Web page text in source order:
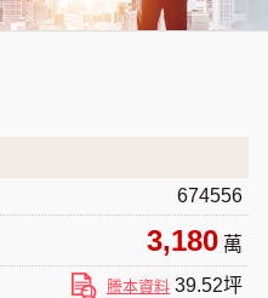
674556
3,180 萬
謄本資料 39.52坪